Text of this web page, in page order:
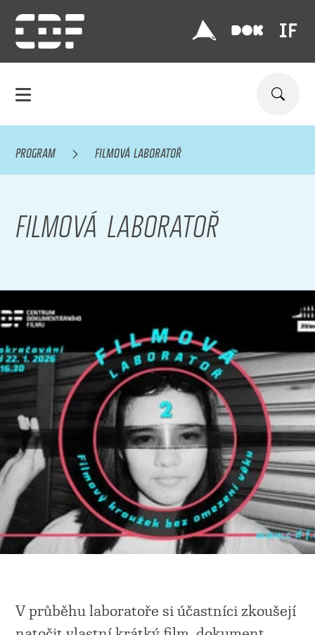
PROGRAM FILMOVÁ LABORATOŘ
FILMOVÁ LABORATOŘ
V průběhu laboratoře si účastníci zkoušejí